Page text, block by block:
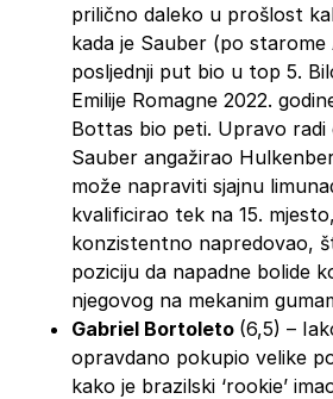
prilično daleko u prošlost
kada je Sauber (po starome
posljednji put bio u top 5.
Emilije Romagne 2022.
Bottas bio peti. Upravo
Sauber angažirao
može napraviti sjajnu
kvalificirao tek na 15.
konzistentno napredovao,
poziciju da napadne bolide
njegovog na mekanim
Gabriel Bortoleto (6,5) –
opravdano pokupio velike
kako je brazilski ‘rookie’